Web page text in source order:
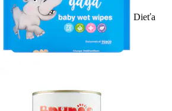
Dieťa